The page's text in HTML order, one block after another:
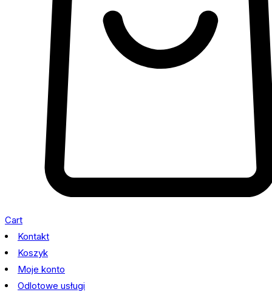
Cart
Kontakt
Koszyk
Moje konto
Odlotowe usługi